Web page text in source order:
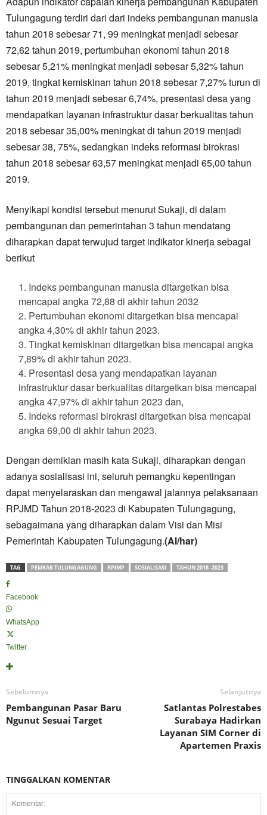
Tulungagung terdiri dari dari indeks pembangunan manusia
tahun 2018 sebesar 71, 99 meningkat menjadi sebesar
72,62 tahun 2019, pertumbuhan ekonomi tahun 2018
sebesar 5,21% meningkat menjadi sebesar 5,32% tahun
2019, tingkat kemiskinan tahun 2018 sebesar 7,27% turun di
tahun 2019 menjadi sebesar 6,74%, presentasi desa yang
mendapatkan layanan infrastruktur dasar berkualitas tahun
2018 sebesar 35,00% meningkat di tahun 2019 menjadi
sebesar 38, 75%, sedangkan indeks reformasi birokrasi
tahun 2018 sebesar 63,57 meningkat menjadi 65,00 tahun
2019.
Menyikapi kondisi tersebut menurut Sukaji, di dalam
pembangunan dan pemerintahan 3 tahun mendatang
diharapkan dapat terwujud target indikator kinerja sebagai
berikut
Indeks pembangunan manusia ditargetkan bisa
mencapai angka 72,88 di akhir tahun 2032
Pertumbuhan ekonomi ditargetkan bisa mencapai
angka 4,30% di akhir tahun 2023.
Tingkat kemiskinan ditargetkan bisa mencapai angka
7,89% di akhir tahun 2023.
Presentasi desa yang mendapatkan layanan
infrastruktur dasar berkualitas ditargetkan bisa mencapai
angka 47,97% di akhir tahun 2023 dan,
Indeks reformasi birokrasi ditargetkan bisa mencapai
angka 69,00 di akhir tahun 2023.
Dengan demikian masih kata Sukaji, diharapkan dengan
adanya sosialisasi ini, seluruh pemangku kepentingan
dapat menyelaraskan dan mengawal jalannya pelaksanaan
RPJMD Tahun 2018-2023 di Kabupaten Tulungagung,
sebagaimana yang diharapkan dalam Visi dan Misi
Pemerintah Kabupaten Tulungagung.(Al/har)
TAG PEMKAB TULUNGAGUNG RPJMP SOSIALISASI TAHUN 2018 -2023
Facebook
WhatsApp
Twitter
Sebelumnya
Pembangunan Pasar Baru
Ngunut Sesuai Target
Selanjutnya
Satlantas Polrestabes
Surabaya Hadirkan
Layanan SIM Corner di
Apartemen Praxis
TINGGALKAN KOMENTAR